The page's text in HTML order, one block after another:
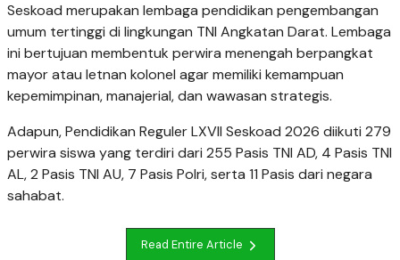
Seskoad merupakan lembaga pendidikan pengembangan
umum tertinggi di lingkungan TNI Angkatan Darat. Lembaga
ini bertujuan membentuk perwira menengah berpangkat
mayor atau letnan kolonel agar memiliki kemampuan
kepemimpinan, manajerial, dan wawasan strategis.
Adapun, Pendidikan Reguler LXVII Seskoad 2026 diikuti 279
perwira siswa yang terdiri dari 255 Pasis TNI AD, 4 Pasis TNI
AL, 2 Pasis TNI AU, 7 Pasis Polri, serta 11 Pasis dari negara
sahabat.
Read Entire Article